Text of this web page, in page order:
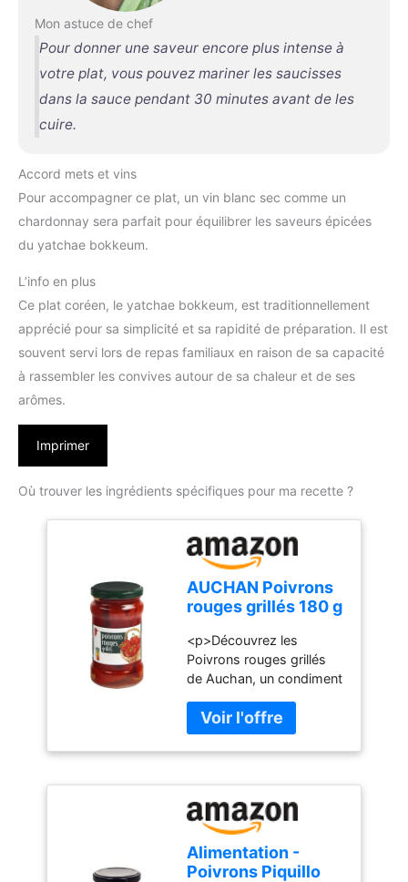
Mon astuce de chef
Pour donner une saveur encore plus intense à
votre plat, vous pouvez mariner les saucisses
dans la sauce pendant 30 minutes avant de les
cuire.
Accord mets et vins
Pour accompagner ce plat, un vin blanc sec comme un
chardonnay sera parfait pour équilibrer les saveurs épicées
du yatchae bokkeum.
L’info en plus
Ce plat coréen, le yatchae bokkeum, est traditionnellement
apprécié pour sa simplicité et sa rapidité de préparation. Il est
souvent servi lors de repas familiaux en raison de sa capacité
à rassembler les convives autour de sa chaleur et de ses
arômes.
Imprimer
Où trouver les ingrédients spécifiques pour ma recette ?
AUCHAN Poivrons
rouges grillés 180 g
<p>Découvrez les
Poivrons rouges grillés
de Auchan, un condiment
une touche de couleur et
de saveur à vos plats.
</p> <p>Proposés par
sélection de produits de
qualité, ces poivrons
rouges sont grillés à la
perfection pour vous
Alimentation -
Poivrons Piquillo